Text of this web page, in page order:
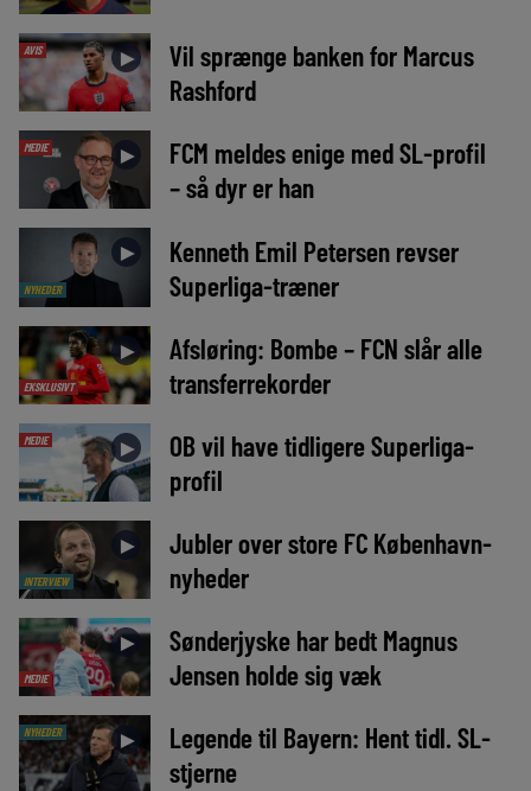
AVIS ►
Vil sprænge banken for Marcus
Rashford
MEDIE ►
FCM meldes enige med SL-profil
– så dyr er han
NYHEDER
►
Kenneth Emil Petersen revser
Superliga-træner
EKSKLUSIVT
►
Afsløring: Bombe – FCN slår alle
transferrekorder
MEDIE ►
OB vil have tidligere Superliga-
profil
INTERVIEW
►
Jubler over store FC København-
nyheder
MEDIE
►
Sønderjyske har bedt Magnus
Jensen holde sig væk
NYHEDER ►
Legende til Bayern: Hent tidl. SL-
stjerne